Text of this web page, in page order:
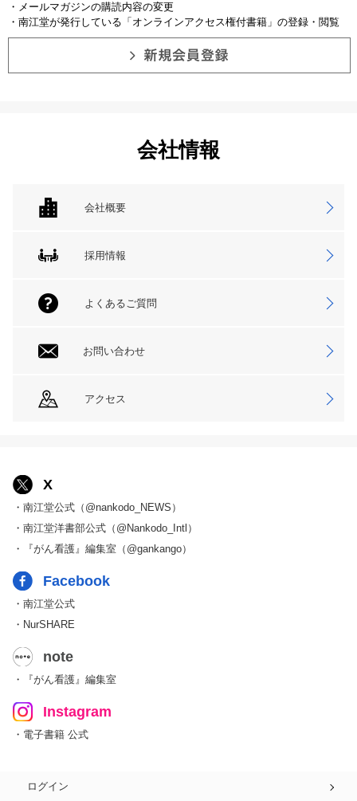
・メールマガジンの購読内容の変更
・南江堂が発行している「オンラインアクセス権付書籍」の登録・閲覧
会社情報
会社概要
採用情報
よくあるご質問
お問い合わせ
アクセス
X
・南江堂公式（@nankodo_NEWS）
・南江堂洋書部公式（@Nankodo_Intl）
・『がん看護』編集室（@gankango）
Facebook
・南江堂公式
・NurSHARE
note
・『がん看護』編集室
Instagram
・電子書籍 公式
ログイン